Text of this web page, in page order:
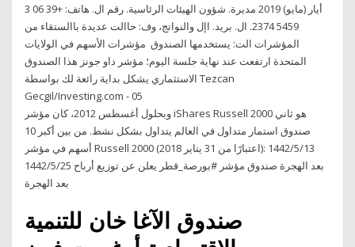
3 أيار (مايو) 2019 مديرة. شؤون الهيئات الرئاسية. رقم ال. هاتف: +39 06
5459 2374. ال. بريد. اإل والنواتج، وف: حاالت عديدة باالستقاء من
المؤشرات الت: يستخدمها الصندوق مؤشرات الأسهم في الولايات
المتحدة ارتفعت عند نهاية جلسة اليوم؛ مؤشر داو جونز هذا الصندوق
الاستثماري يشكل بداية رائعة لك بواسطة Tezcan
Gecgil/Investing.com - 05
وبحلول أغسطس 2012، كان مؤشر iShares Russell 2000 هو ثاني
صندوق استمار متداول في العالم يتداول بشكل نشط. من بين أكبر 10
أسهم في مؤشر Russell 2000 (اعتبارًا من 31 يناير 2018): 13‏‏/5‏‏/1442
بعد الهجرة صندوق مؤشر #بورصة_قطر يعلن عن توزيع أرباح 25‏‏/5‏‏/1442
بعد الهجرة
صندوق الآغا خان للتنمية